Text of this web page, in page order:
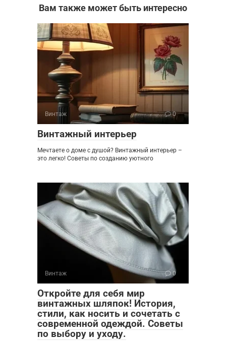
Вам также может быть интересно
Винтаж 0
Винтажный интерьер
Мечтаете о доме с душой? Винтажный интерьер –
это легко! Советы по созданию уютного
Винтаж 0
Откройте для себя мир
винтажных шляпок! История,
стили, как носить и сочетать с
современной одеждой. Советы
по выбору и уходу.